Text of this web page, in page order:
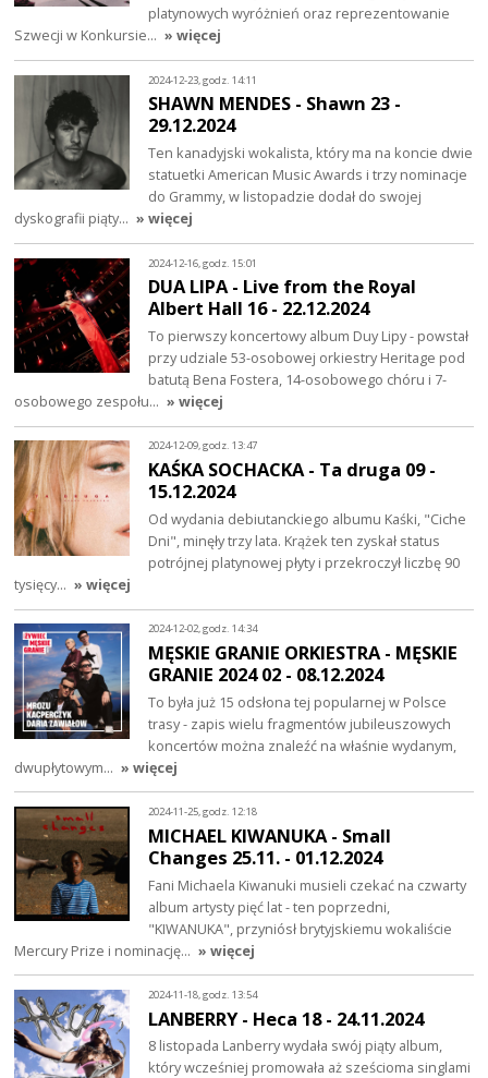
platynowych wyróżnień oraz reprezentowanie
Szwecji w Konkursie… » więcej
2024-12-23, godz. 14:11
SHAWN MENDES - Shawn 23 -
29.12.2024
Ten kanadyjski wokalista, który ma na koncie dwie
statuetki American Music Awards i trzy nominacje
do Grammy, w listopadzie dodał do swojej
dyskografii piąty… » więcej
2024-12-16, godz. 15:01
DUA LIPA - Live from the Royal
Albert Hall 16 - 22.12.2024
To pierwszy koncertowy album Duy Lipy - powstał
przy udziale 53-osobowej orkiestry Heritage pod
batutą Bena Fostera, 14-osobowego chóru i 7-
osobowego zespołu… » więcej
2024-12-09, godz. 13:47
KAŚKA SOCHACKA - Ta druga 09 -
15.12.2024
Od wydania debiutanckiego albumu Kaśki, "Ciche
Dni", minęły trzy lata. Krążek ten zyskał status
potrójnej platynowej płyty i przekroczył liczbę 90
tysięcy… » więcej
2024-12-02, godz. 14:34
MĘSKIE GRANIE ORKIESTRA - MĘSKIE
GRANIE 2024 02 - 08.12.2024
To była już 15 odsłona tej popularnej w Polsce
trasy - zapis wielu fragmentów jubileuszowych
koncertów można znaleźć na właśnie wydanym,
dwupłytowym… » więcej
2024-11-25, godz. 12:18
MICHAEL KIWANUKA - Small
Changes 25.11. - 01.12.2024
Fani Michaela Kiwanuki musieli czekać na czwarty
album artysty pięć lat - ten poprzedni,
"KIWANUKA", przyniósł brytyjskiemu wokaliście
Mercury Prize i nominację… » więcej
2024-11-18, godz. 13:54
LANBERRY - Heca 18 - 24.11.2024
8 listopada Lanberry wydała swój piąty album,
który wcześniej promowała aż sześcioma singlami